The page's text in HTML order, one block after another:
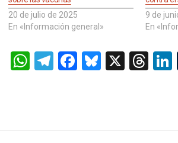
20 de julio de 2025
En «Información general»
9 de
En
W T
F
Bl X
T